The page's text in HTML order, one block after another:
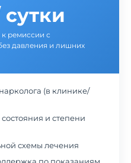
сутки
к ремиссии с
давления и лишних
(в клинике/
и степени
схемы лечения